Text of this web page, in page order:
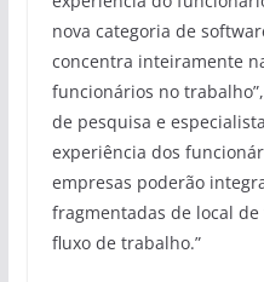
nova categoria de
concentra inteiramente
funcionários no
de pesquisa e
experiência dos
empresas poderão
fragmentadas de local
fluxo de trabalho.”